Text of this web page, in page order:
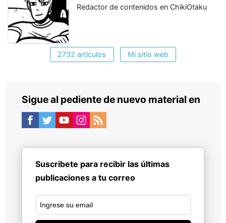
Redactor de contenidos en ChikiOtaku
2732 artículos Mi sitio web
Sigue al pediente de nuevo material en
Suscribete para recibir las últimas
publicaciones a tu correo